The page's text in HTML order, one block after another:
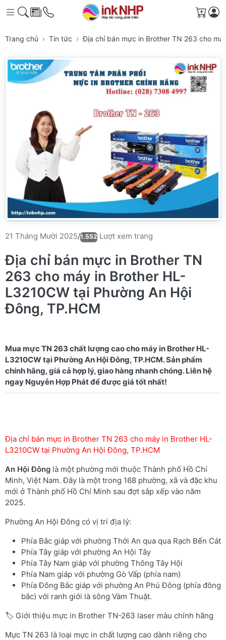
Giỏ
Trang chủ Tin tức Địa chỉ bán mực in Brother TN 263 cho
21 Tháng Mười 2025/1.552 Lượt xem trang
Địa chỉ bán mực in Brother TN
263 cho máy in Brother HL-
L3210CW tại Phường An Hội
Đông, TP.HCM
Mua mực TN 263 chất lượng cao cho máy in Brother HL-
L3210CW tại Phường An Hội Đông, TP.HCM. Sản phẩm
chính hãng, giá cả hợp lý, giao hàng nhanh chóng. Liên hệ
Địa chỉ bán mực in Brother TN 263 cho máy in Brother HL-
L3210CW tại Phường An Hội Đông, TP.HCM
An Hội Đông là một phường mới thuộc Thành phố Hồ Chí
Minh, Việt Nam. Đây là một trong 168 phường, xã và đặc khu
mới ở Thành phố Hồ Chí Minh sau đợt sắp xếp vào năm
2025.
Phường An Hội Đông có vị trí địa lý:
Phía Bắc giáp với phường Thới An qua qua Rạch Bến Cát
Phía Tây giáp với phường An Hội Tây
Phía Tây Nam giáp với phường Thông Tây Hội
Phía Nam giáp với phường Gò Vấp (phía nam)
Phía Đông Bắc giáp với phường An Phú Đông (phía đông
bắc) với ranh giới là sông Vàm Thuật.
🏷️ Giới thiệu mực in Brother TN-263 laser màu chính hãng
Mực TN 263 là loại mực in chất lượng cao dành riêng cho